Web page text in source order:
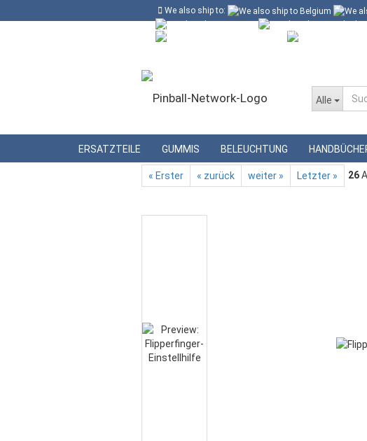
We also ship to:
Kostenloser Versand in Deutschland ab 60 Euro*
Alle
ERSATZTEILE GUMMIS BELEUCHTUNG
Startseite » Werkzeug » Flipperfinger-Einstellhilfe
« Erster « zurück weiter » Letzter » 26